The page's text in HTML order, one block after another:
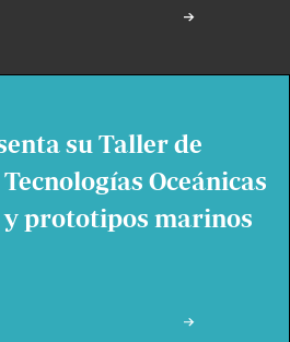
su Taller de
Oceánicas
prototipos marinos